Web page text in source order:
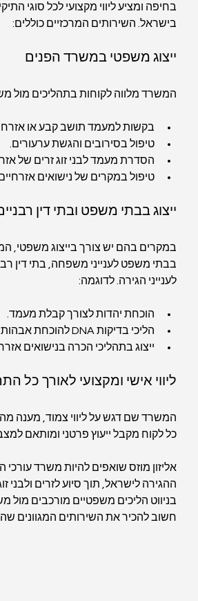
בחיפה ומציע ליווי מקצועי לכל סוגי
בישראל. השירותים המרכזיים כוללים:
ייצוג משפטי במשרד הפנים
המשרד מלווה לקוחות בתהליכים מול
בקשות למעמד תושב קבע או
טיפול בסירובים והגשת ערעורים.
הסדרת מעמד לבני זוג זרים של
טיפול במקרים של נישואים אזרחיים
ייצוג בבתי משפט ובתי דין
במקרים בהם יש צורך בייצוג משפטי,
בבתי משפט לענייני משפחה, בתי דין
לענייני הגירה. לדוגמה:
הוכחת יהדות לצורך קבלת מעמד.
הליכי בדיקות DNA להוכחת אבהות.
ייצוג בתהליכי הכרה בנישואים
ליווי אישי ומקצועי לאורך כל
המשרד שם דגש על ליווי צמוד, מענה
כל לקוח מקבל ייעוץ פרטני ומותאם
אליזון מוזס שואפים להיות משרד עורכי
ההגירה לישראל, תוך סיוע לזרים ולבני
בניווט הליכים משפטיים מורכבים מול
חשוב להכיר את השירותים המגוונים